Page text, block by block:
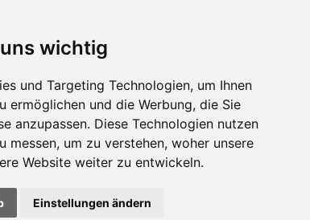
wichtig
und Targeting Technologien, um Ihnen
ermöglichen und die Werbung, die Sie
anzupassen. Diese Technologien nutzen
messen, um zu verstehen, woher unsere
Website weiter zu entwickeln.
Einstellungen ändern
für
und